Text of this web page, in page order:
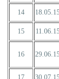
14
15
16
17